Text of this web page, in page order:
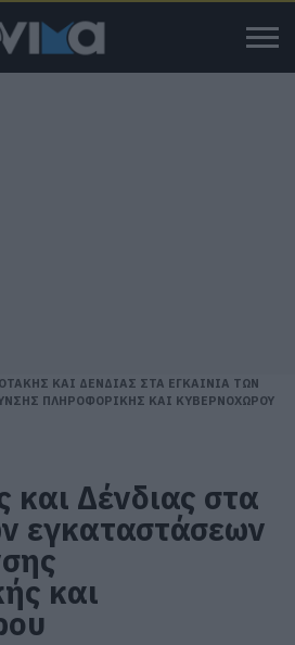
ΚΑΙ ΔΕΝΔΙΑΣ ΣΤΑ ΕΓΚΑΙΝΙΑ ΤΩΝ
ΠΛΗΡΟΦΟΡΙΚΗΣ ΚΑΙ ΚΥΒΕΡΝΟΧΩΡΟΥ
Δένδιας στα
εγκαταστάσεων
και